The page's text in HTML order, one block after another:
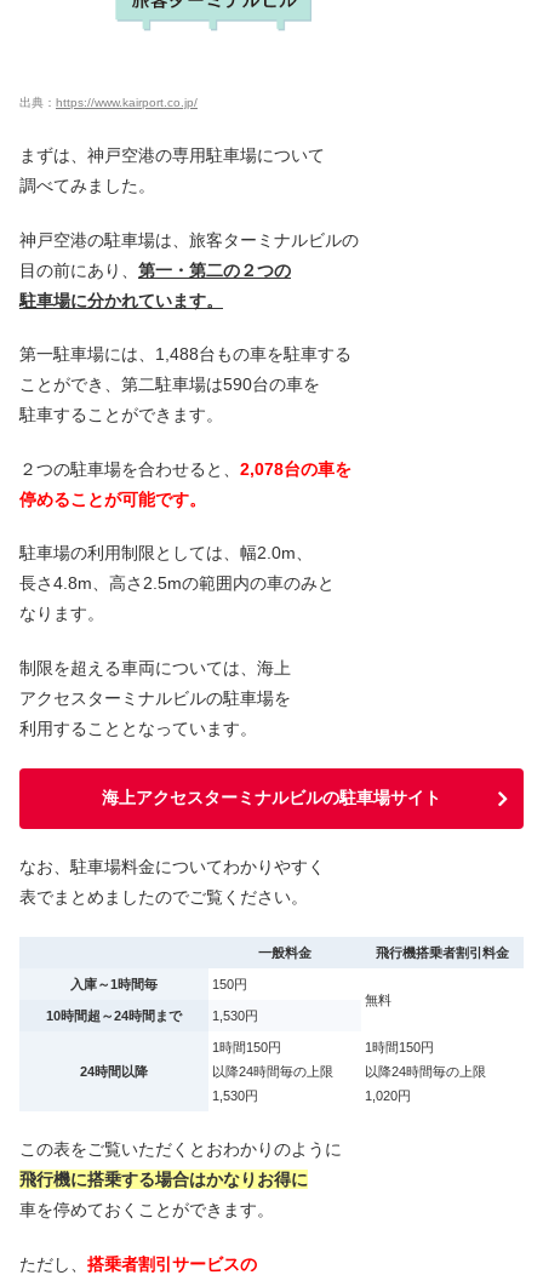
出典： https://www.kairport.co.jp/
まずは、神戸空港の専用駐車場について
調べてみました。
神戸空港の駐車場は、旅客ターミナルビルの
目の前にあり、 第一・第二の２つの
駐車場に分かれています。
第一駐車場には、1,488台もの車を駐車する
ことができ、第二駐車場は590台の車を
駐車することができます。
２つの駐車場を合わせると、 2,078台の車を
停めることが可能です。
駐車場の利用制限としては、幅2.0m、
長さ4.8m、高さ2.5mの範囲内の車のみと
なります。
制限を超える車両については、海上
アクセスターミナルビルの駐車場を
利用することとなっています。
海上アクセスターミナルビルの駐車場サイト
なお、駐車場料金についてわかりやすく
表でまとめましたのでご覧ください。
一般料金 飛行機搭乗者割引料金
入庫～1時間毎
150円
無料
10時間超～24時間まで
1,530円
24時間以降
1時間150円
以降24時間毎の上限
1,530円
1時間150円
以降24時間毎の上限
1,020円
この表をご覧いただくとおわかりのように
飛行機に搭乗する場合はかなりお得に
車を停めておくことができます。
ただし、 搭乗者割引サービスの